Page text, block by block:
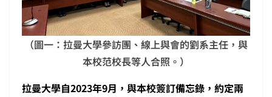
（圖一：拉曼大學參訪團、線上與會的劉系主任，與
本校范校長等人合照。）
拉曼大學自2023年9月，與本校簽訂備忘錄，約定兩